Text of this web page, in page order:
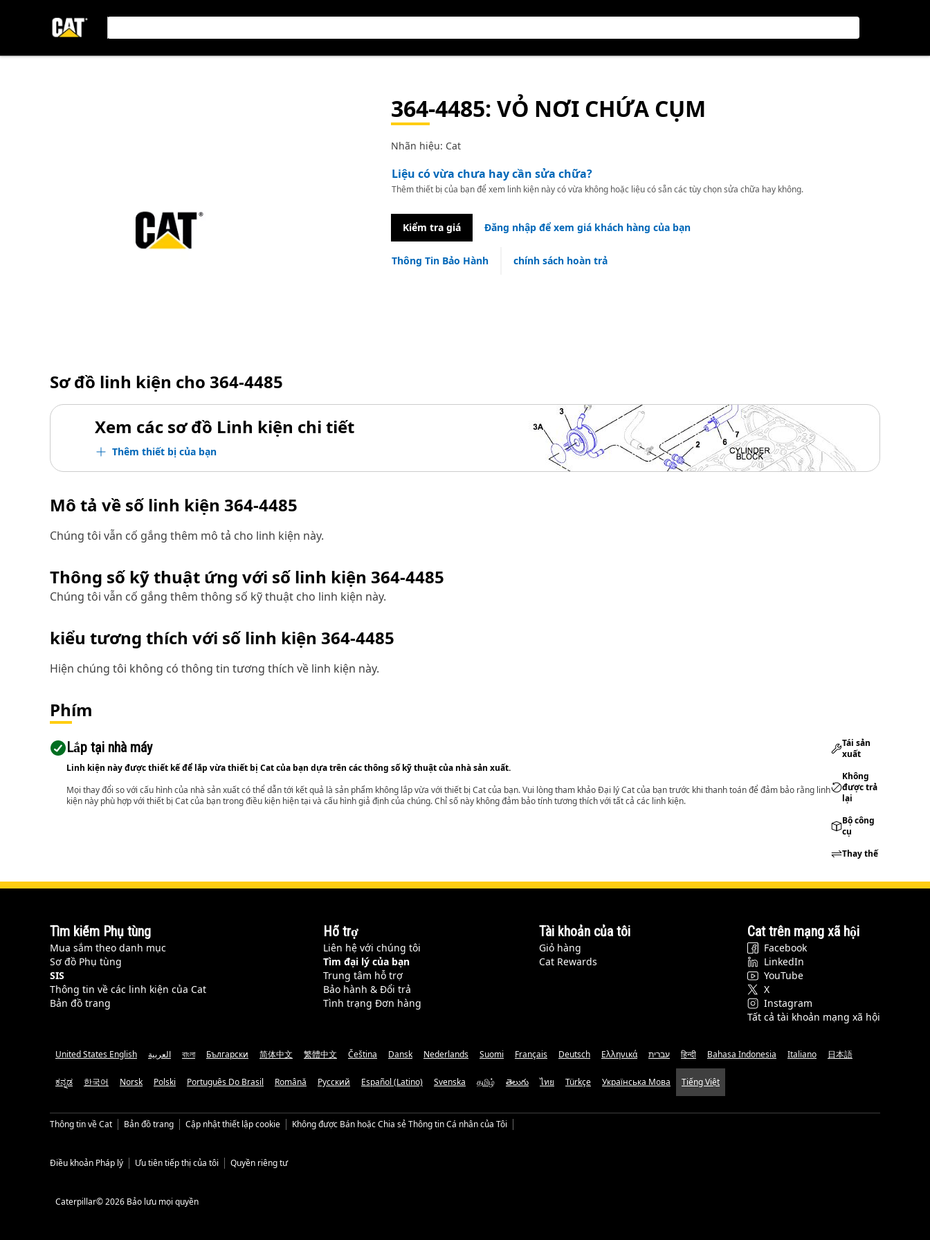
364-4485: VỎ NƠI CHỨA CỤM
Nhãn hiệu: Cat
Liệu có vừa chưa hay cần sửa chữa?
Thêm thiết bị của bạn để xem linh kiện này có vừa không hoặc liệu có sẵn các tùy chọn sửa chữa hay không.
Kiểm tra giá Đăng nhập để xem giá khách hàng của bạn
Thông Tin Bảo Hành chính sách hoàn trả
Sơ đồ linh kiện cho 364-4485
Xem các sơ đồ Linh kiện chi tiết
Thêm thiết bị của bạn
Mô tả về số linh kiện 364-4485
Chúng tôi vẫn cố gắng thêm mô tả cho linh kiện này.
Thông số kỹ thuật ứng với số linh kiện 364-4485
Chúng tôi vẫn cố gắng thêm thông số kỹ thuật cho linh kiện này.
kiểu tương thích với số linh kiện 364-4485
Hiện chúng tôi không có thông tin tương thích về linh kiện này.
Phím
Lắp tại nhà máy
Linh kiện này được thiết kế để lắp vừa thiết bị Cat của bạn dựa trên các thông số kỹ thuật của nhà sản xuất.
Mọi thay đổi so với cấu hình của nhà sản xuất có thể dẫn tới kết quả là sản phẩm không lắp vừa với thiết bị Cat của bạn. Vui lòng tham khảo Đại lý Cat của bạn trước khi thanh toán để đảm bảo rằng linh
kiện này phù hợp với thiết bị Cat của bạn trong điều kiện hiện tại và cấu hình giả định của chúng. Chỉ số này không đảm bảo tính tương thích với tất cả các linh kiện.
Tái sản
xuất
Không
được trả
lại
Bộ công
cụ
Thay thế
Tìm kiếm Phụ tùng
Mua sắm theo danh mục
Sơ đồ Phụ tùng
SIS
Thông tin về các linh kiện của Cat
Bản đồ trang
Hỗ trợ
Liên hệ với chúng tôi
Tìm đại lý của bạn
Trung tâm hỗ trợ
Bảo hành & Đổi trả
Tình trạng Đơn hàng
Tài khoản của tôi
Giỏ hàng
Cat Rewards
Cat trên mạng xã hội
Facebook
LinkedIn
YouTube
X
Instagram
Tất cả tài khoản mạng xã hội
United States English العربية বাংলা Български 简体中文 繁體中文 Čeština Dansk Nederlands Suomi Français Deutsch Ελληνικά עברית हिन्दी Bahasa Indonesia Italiano 日本語
ಕನ್ನಡ 한국어 Norsk Polski Português Do Brasil Română Русский Español (Latino) Svenska தமிழ் తెలుగు ไทย Türkçe Українська Мова Tiếng Việt
Thông tin về Cat Bản đồ trang Cập nhật thiết lập cookie Không được Bán hoặc Chia sẻ Thông tin Cá nhân của Tôi
Điều khoản Pháp lý Ưu tiên tiếp thị của tôi Quyền riêng tư
Caterpillar© 2026 Bảo lưu mọi quyền